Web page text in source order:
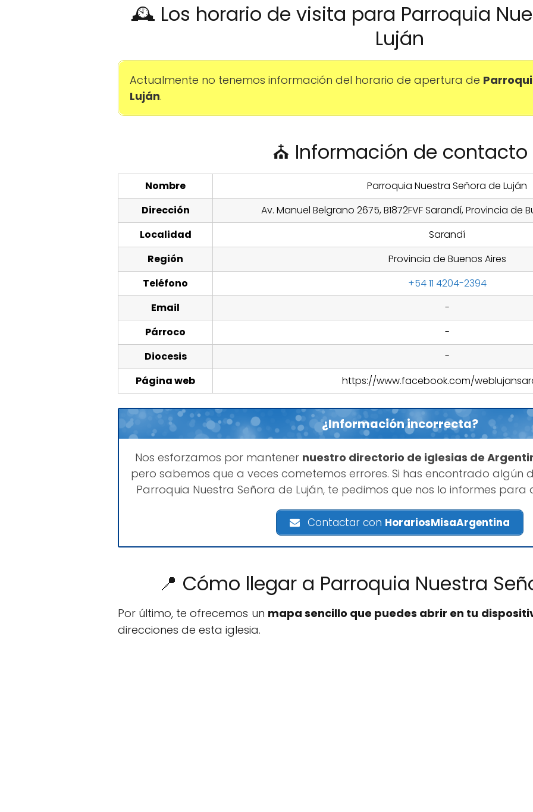
🕰️ Los horario de visita para Parroquia
Luján
Actualmente no tenemos información del horario de apertura de
Luján.
⛪ Información de contacto
Nombre
Parroquia Nuestra Señora de Luján
Dirección
Av. Manuel Belgrano 2675, B1872FVF Sarandí, Provincia de
Localidad
Sarandí
Región
Provincia de Buenos Aires
Teléfono
+54 11 4204-2394
Email
-
Párroco
-
Diocesis
-
Página web
https://www.facebook.com/
¿Información incorrecta?
Nos esforzamos por mantener nuestro directorio de iglesias de
pero sabemos que a veces cometemos errores. Si has encontrado algún
Parroquia Nuestra Señora de Luján, te pedimos que nos lo informes
Contactar con HorariosMisaArgentina
📍 Cómo llegar a Parroquia Nuestra
Por último, te ofrecemos un mapa sencillo que puedes abrir en tu
direcciones de esta iglesia.